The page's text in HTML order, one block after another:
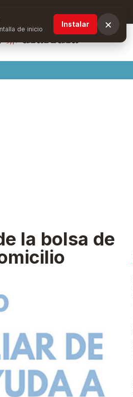
la bolsa de
de inicio
Instalar ×